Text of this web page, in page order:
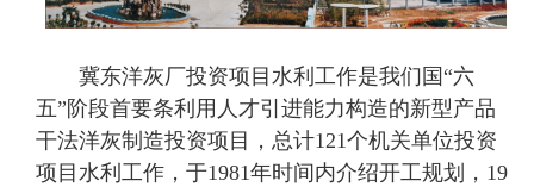
冀东洋灰厂投资项目水利工作是我们国“六
五”阶段首要条利用人才引进能力构造的新型产品
干法洋灰制造投资项目，总计121个机关单位投资
项目水利工作，于1981年时间内介绍开工规划，19